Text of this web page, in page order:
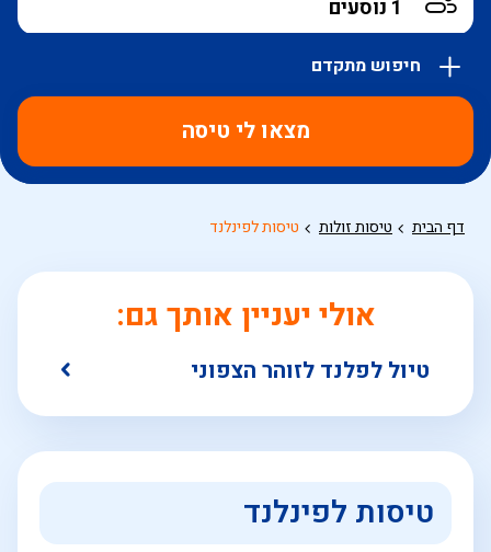
מצאו לי טיסה
אפשרויות
מוצגות
הכפתור
דף הבית טיסות זולות טיסות לפינלנד
אולי יעניין אותך גם:
טיול לפלנד לזוהר הצפוני
טיסות לפינלנד